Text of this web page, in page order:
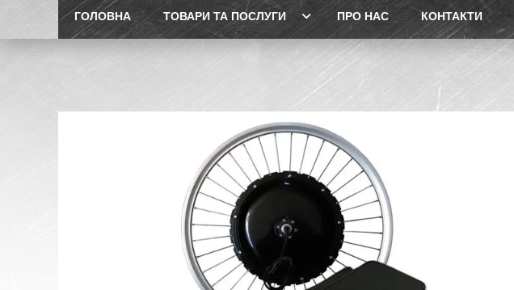
ГОЛОВНА ТОВАРИ ТА ПОСЛУГИ ПРО НАС КОНТАКТИ